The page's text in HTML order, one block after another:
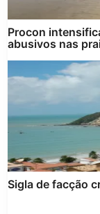
Procon
abusivos nas
Sigla de facção